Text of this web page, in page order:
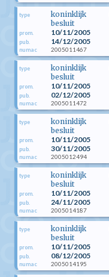
type
koninklijk
besluit
prom. 10/11/2005
pub. 14/12/2005
numac 2005011467
type
koninklijk
besluit
prom. 10/11/2005
pub. 02/12/2005
numac 2005011472
type
koninklijk
besluit
prom. 10/11/2005
pub. 30/11/2005
numac 2005012494
type
koninklijk
besluit
prom. 10/11/2005
pub. 24/11/2005
numac 2005014187
type
koninklijk
besluit
prom. 10/11/2005
pub. 08/12/2005
numac 2005014195